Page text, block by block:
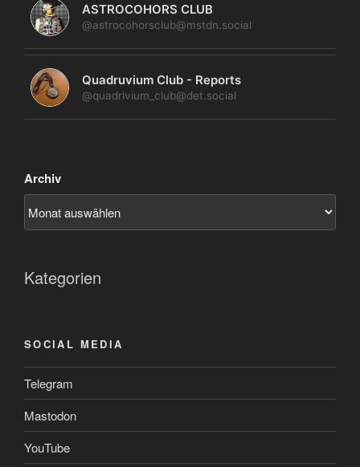
ASTROCOHORS CLUB
@astrocohorsclub@mstdn.social
Quadruvium Club - Reports
@quadrivium_club@det.social
Archiv
Kategorien
SOCIAL MEDIA
Telegram
Mastodon
YouTube